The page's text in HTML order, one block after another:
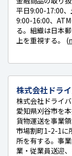
平日9:00-17:00
9:00-16:00、
る。組織は日本
上を重視する。 (
株式会社ドラ
株式会社ドライ
愛知県刈谷市を
貨物運送を事業
市場割町1-2-1に
所を有する。事
業・従業員送迎